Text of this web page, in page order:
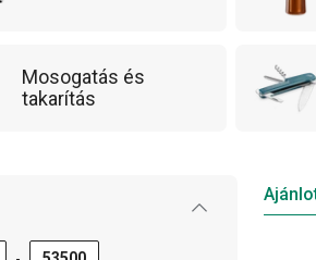
Mosogatás és
takarítás